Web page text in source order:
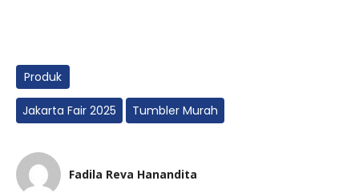
Produk
Jakarta Fair 2025 Tumbler Murah
Fadila Reva Hanandita